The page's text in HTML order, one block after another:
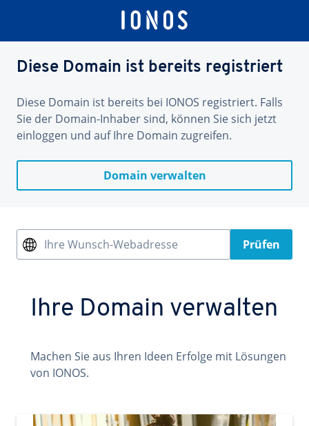
Diese Domain ist bereits registriert
Diese Domain ist bereits bei IONOS registriert. Falls
Sie der Domain-Inhaber sind, können Sie sich jetzt
einloggen und auf Ihre Domain zugreifen.
Domain verwalten
Ihre Wunsch-Webadresse Prüfen
Ihre Domain verwalten
Machen Sie aus Ihren Ideen Erfolge mit Lösungen
von IONOS.